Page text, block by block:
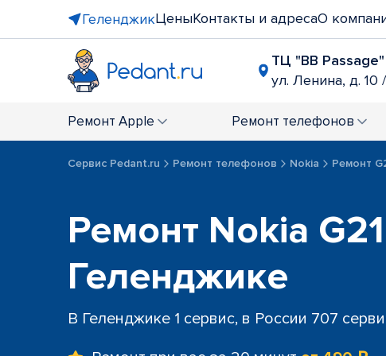
ГеленджикЦеныКонтакты и адресаО
ТЦ "BB Passage"
ул. Ленина, д. 10
Ремонт Apple Ремонт телефонов
Сервис Pedant.ru Ремонт телефонов Nokia Ремонт
Ремонт Nokia
Геленджике
В Геленджике 1 сервис, в России 707